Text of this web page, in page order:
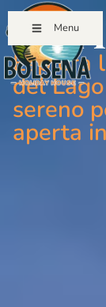
Menu
Vivi
Esplora
del
sereno
aperta